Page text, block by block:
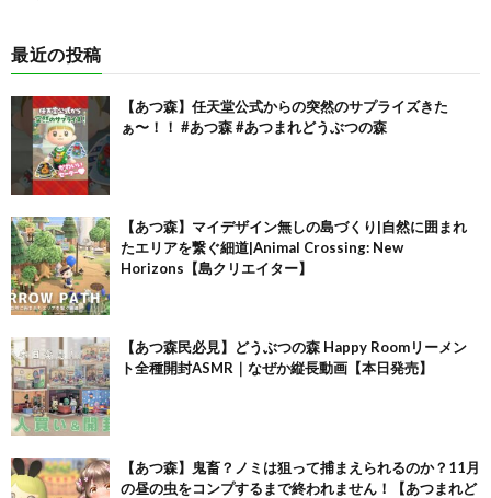
最近の投稿
【あつ森】任天堂公式からの突然のサプライズきた
ぁ〜！！ #あつ森 #あつまれどうぶつの森
【あつ森】マイデザイン無しの島づくり|自然に囲まれ
たエリアを繋ぐ細道|Animal Crossing: New
Horizons【島クリエイター】
【あつ森民必見】どうぶつの森 Happy Roomリーメン
ト全種開封ASMR｜なぜか縦長動画【本日発売】
【あつ森】鬼畜？ノミは狙って捕まえられるのか？11月
の昼の虫をコンプするまで終われません！【あつまれど